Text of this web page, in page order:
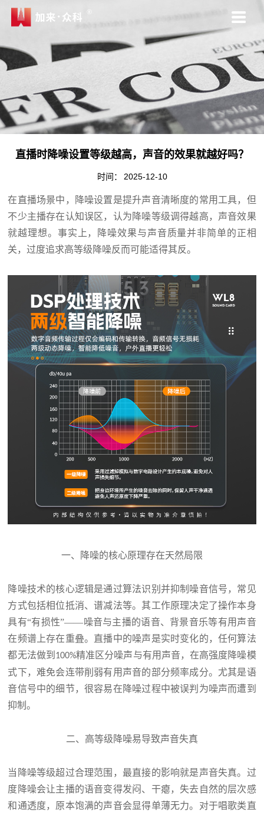
直播时降噪设置等级越高，声音的效果就越好吗？
时间： 2025-12-10
在直播场景中，降噪设置是提升声音清晰度的常用工具，但
不少主播存在认知误区，认为降噪等级调得越高，声音效果
就越理想。事实上，降噪效果与声音质量并非简单的正相
关，过度追求高等级降噪反而可能适得其反。
一、降噪的核心原理存在天然局限
降噪技术的核心逻辑是通过算法识别并抑制噪音信号，常见
方式包括相位抵消、谱减法等。其工作原理决定了操作本身
具有“有损性”——噪音与主播的语音、背景音乐等有用声音
在频谱上存在重叠。直播中的噪声是实时变化的，任何算法
都无法做到 100%精准区分噪声与有用声音，在高强度降噪模
式下，难免会连带削弱有用声音的部分频率成分。尤其是语
音信号中的细节，很容易在降噪过程中被误判为噪声而遭到
抑制。
二、高等级降噪易导致声音失真
当降噪等级超过合理范围，最直接的影响就是声音失真。过
度降噪会让主播的语音变得发闷、干瘪，失去自然的层次感
和通透度，原本饱满的声音会显得单薄无力。对于唱歌类直